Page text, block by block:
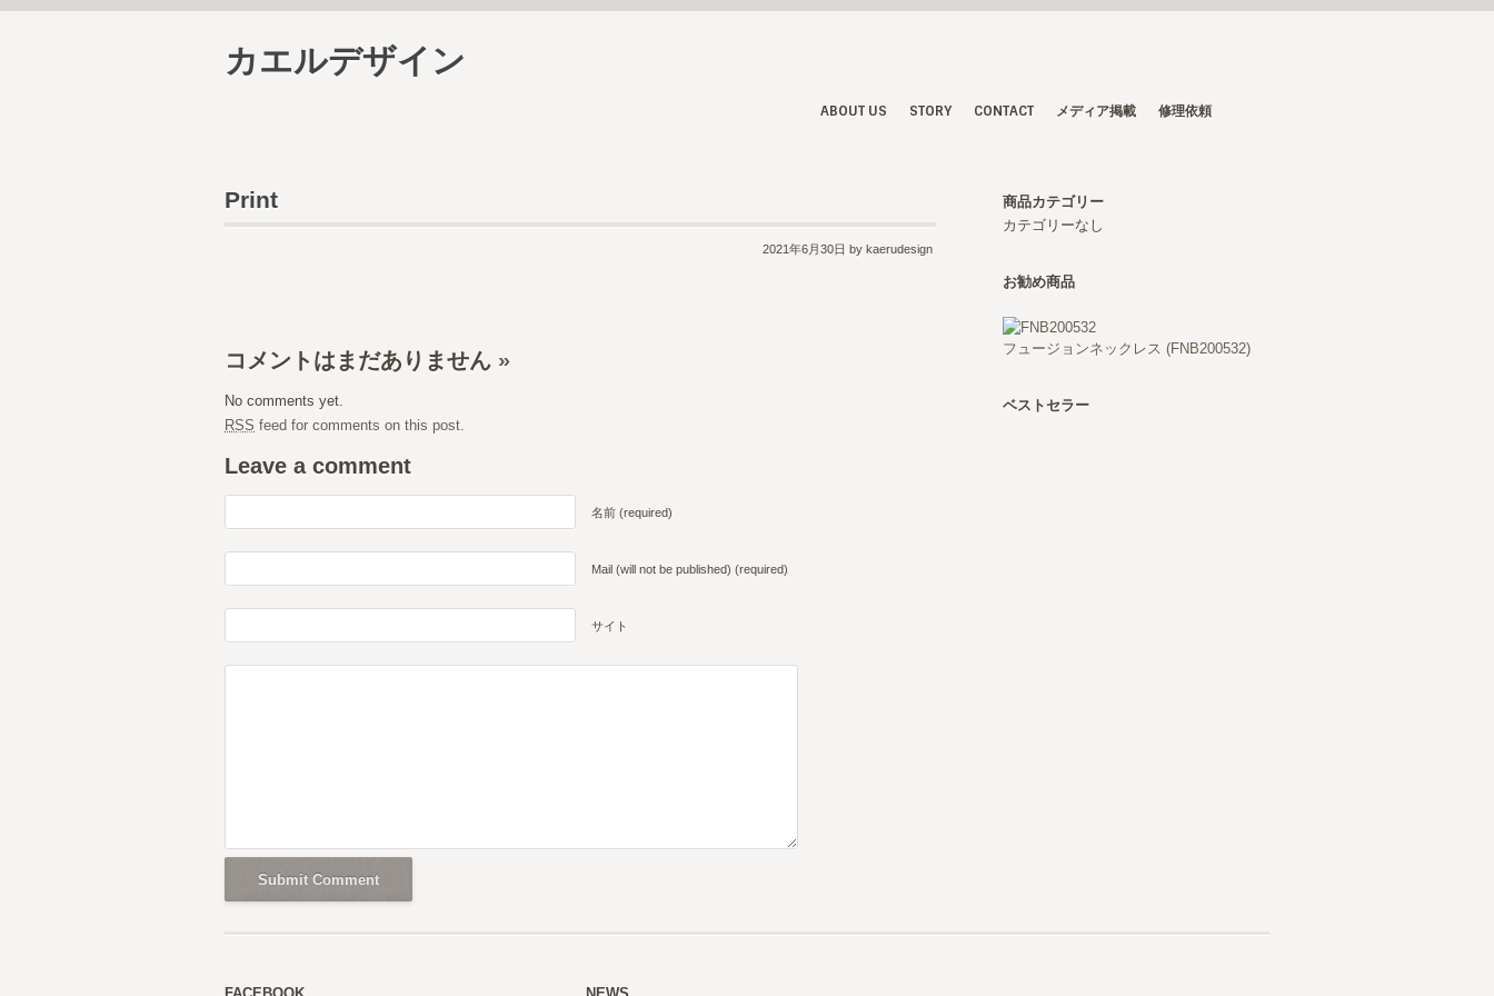
カエルデザイン
ABOUT US STORY CONTACT メディア掲載 修理依頼
Print
2021年6月30日 by kaerudesign
コメントはまだありません »
No comments yet.
RSS feed for comments on this post.
Leave a comment
名前 (required)
Mail (will not be published) (required)
サイト
商品カテゴリー
カテゴリーなし
お勧め商品
フュージョンネックレス (FNB200532)
ベストセラー